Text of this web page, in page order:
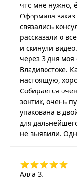
что мне нужно,
Оформила заказ
связались
рассказали о
и скинули
через 3 дня
Владивостоке.
настоящую,
Собирается
зонтик, очень
упакована в
для
не выявили.
Алла З.